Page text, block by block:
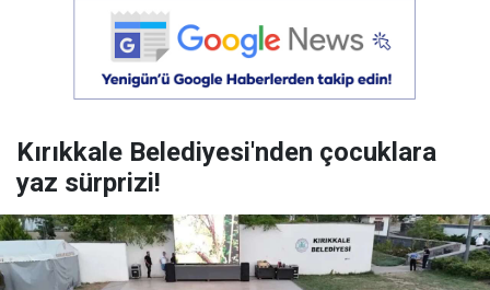
Kırıkkale Belediyesi'nden çocuklara
yaz sürprizi!